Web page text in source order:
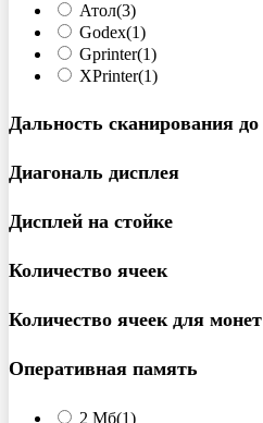
Атол(3)
Godex(1)
Gprinter(1)
XPrinter(1)
Дальность сканирования до
Диагональ дисплея
Дисплей на стойке
Количество ячеек
Количество ячеек для монет
Оперативная память
2 Мб(1)